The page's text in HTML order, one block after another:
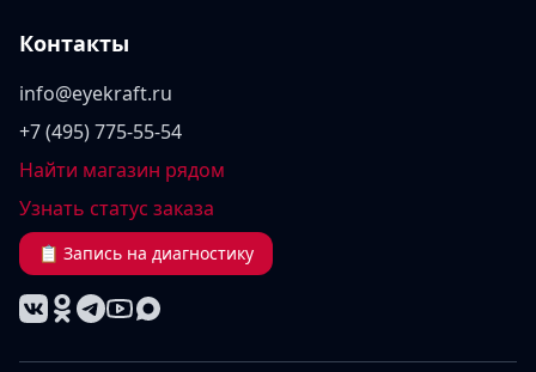
Контакты
info@eyekraft.ru
+7 (495) 775-55-54
Найти магазин рядом
Узнать статус заказа
📋 Запись на диагностику